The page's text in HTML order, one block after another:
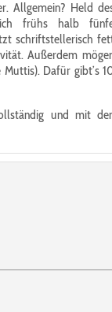
Allgemein? Held
frühs halb
schriftstellerisch
Außerdem
Dafür gibt’s
und mit